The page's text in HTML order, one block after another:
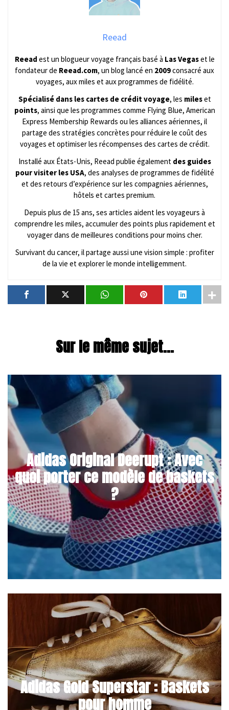
Reead
Reead est un blogueur voyage français basé à Las Vegaset le
fondateur de Reead.com, un blog lancé en 2009consacré aux
voyages, aux miles et aux programmes de fidélité.
Spécialisé dans les cartes de crédit voyage, les mileset
points, ainsi que les programmes comme Flying Blue, American
Express Membership Rewards ou les alliances aériennes, il
partage des stratégies concrètes pour réduire le coût des
voyages et optimiser les récompenses des cartes de crédit.
Installé aux États-Unis, Reead publie également des guides
pour visiter les USA, des analyses de programmes de fidélité
et des retours d’expérience sur les compagnies aériennes,
hôtels et cartes premium.
Depuis plus de 15 ans, ses articles aident les voyageurs à
comprendre les miles, accumuler des points plus rapidement et
voyager dans de meilleures conditions pour moins cher.
Survivant du cancer, il partage aussi une vision simple : profiter
de la vie et explorer le monde intelligemment.
Sur le même sujet...
Adidas Original Deerupt : Avec
quoi porter ce modèle de baskets
?
Adidas Gold Superstar : Baskets
pour homme